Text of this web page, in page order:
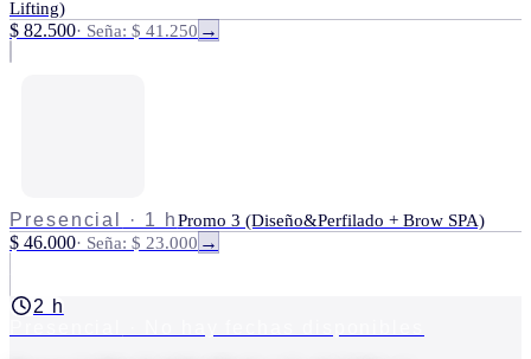
Lifting)
$ 82.500· Seña: $ 41.250 →
Presencial · 1 hPromo 3 (Diseño&Perfilado + Brow SPA)
$ 46.000· Seña: $ 23.000 →
2 h